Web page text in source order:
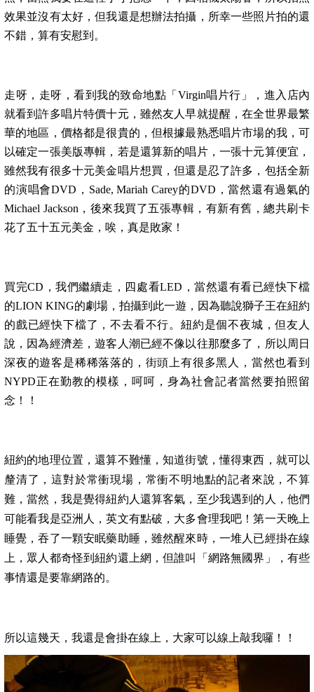
效果並沒有太好，但我還是想辦法拍攝，所幸一些照片拍的還
不錯，算有安慰到。
走呀，走呀，看到我的致命地點「 Virgin唱片行」，進入店內
就看到許多唱片特價十元，雖然友人早就提醒，在全世界最繁
華的地區，價格都是很貴的，但根據最熟悉唱片市場的我，可
以確定一張美版專輯，若是還算新的唱片，一張十元算便宜，
雖然我有很多十元美金唱片想買，但還是忍了許多，包括全新
的演唱會DVD ， Sade, Mariah Carey的DVD ，當然還有過氣的
Michael Jackson ，後來我買了五張專輯，有新有舊，總共刷卡
花了五十五元美金，唉，真是敗家！
買完CD ，我們繼續走，四處看LED ，當然還有看已經快下檔
的LION KING的劇場，拍攝到此一遊，因為聽說獅子王在紐約
的戲已經快下檔了，不去看不行。紐約是個不夜城，但友人
說，因為經濟差，遊客人潮已經不像以往那麼多了，所以周日
深夜的遊客是稀稀落落的，街頭上有很多黑人，當然也看到
NYPD正在勤教的模樣，呵呵，身為社會記者當然要拍照留
念！！
紐約的地理位置，還算不難懂，知道街號，懂得東西，就可以
釐清了，這對於常衝現場，常衝不明地點的記者來說，不算
難，當然，我是覺得紐約人還算客氣，至少我遇到的人，他們
可能看我是亞洲人，英文有點破，大多會理我吧！第一天晚上
睡覺，吞了一顆安眠藥助睡，雖然醒來時，一堆人已經掛在線
上，眾人都奇怪到紐約還上網，但誰叫「網路無國界」，有些
事情還是要靠網路的。
所以這幾天，我還是會掛在線上，大家可以線上敲我囉！！